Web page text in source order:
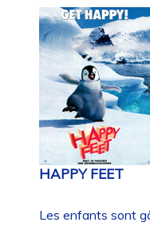
HAPPY FEET
Les enfants sont